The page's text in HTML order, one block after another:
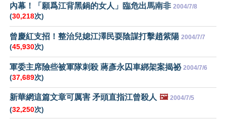
內幕！「願爲江背黑鍋的女人」臨危出馬南非 2004/7/8
(30,218次)
曾慶紅支招！整治兒媳江澤民耍陰謀打擊趙紫陽 2004/7/7
(45,930次)
軍委主席險些被軍隊刺殺 蔣彥永囚車綁架案揭祕 2004/7/6
(37,689次)
新華網這篇文章可厲害 矛頭直指江曾殺人 🖼️ 2004/7/5
(32,250次)